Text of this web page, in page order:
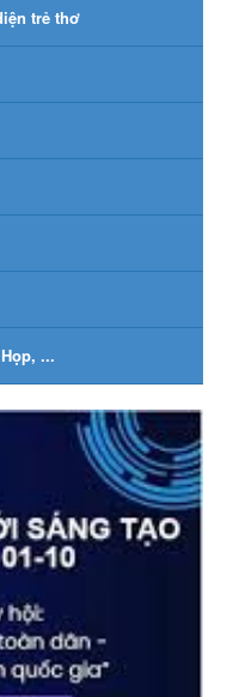
trẻ thơ
...